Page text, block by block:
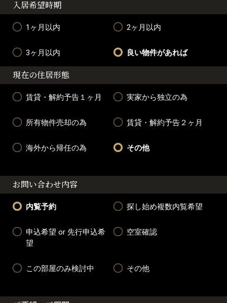
入居希望時期
1ヶ月以内 2ヶ月以内
3ヶ月以内 良い物件があれば
現在の住居形態
賃貸・解約予告１ヶ月 実家から独立の為
所有物件売却の為 賃貸・解約予告２ヶ月
海外から帰任の為 その他
お問い合わせ内容
内覧予約 探し始め複数内覧希望
申込希望 or 先行申込希
望
空室確認
この部屋のみ検討中 その他